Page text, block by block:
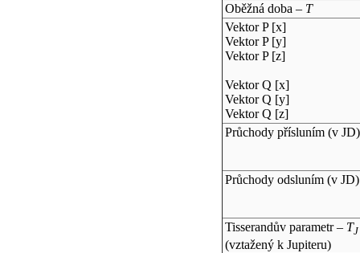
Oběžná doba – T
Vektor P [x]
Vektor P [y]
Vektor P [z]
Vektor Q [x]
Vektor Q [y]
Vektor Q [z]
Průchody přísluním (v JD)
Průchody odsluním (v JD)
Tisserandův parametr – TJ
(vztažený k Jupiteru)